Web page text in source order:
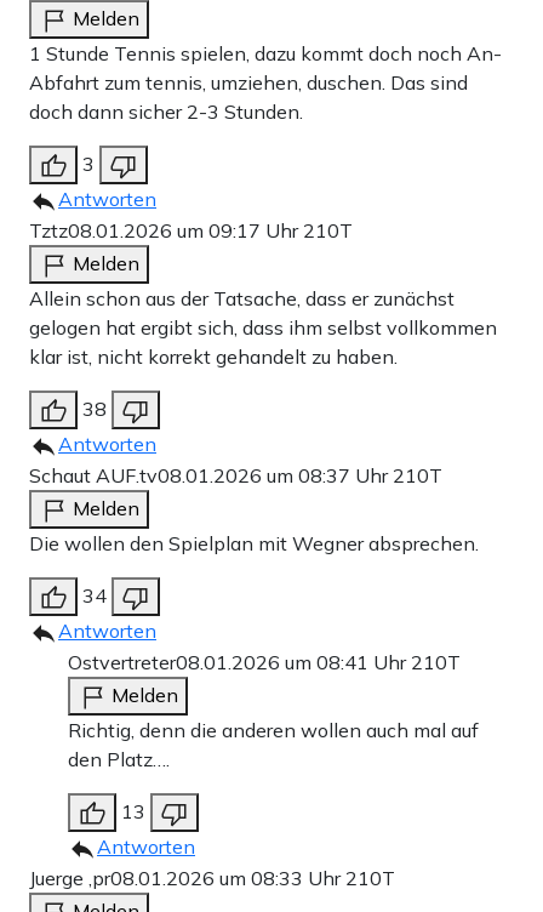
Melden
1 Stunde Tennis spielen, dazu kommt doch noch An-
Abfahrt zum tennis, umziehen, duschen. Das sind
doch dann sicher 2-3 Stunden.
3
Antworten
Tztz08.01.2026 um 09:17 Uhr 210T
Melden
Allein schon aus der Tatsache, dass er zunächst
gelogen hat ergibt sich, dass ihm selbst vollkommen
klar ist, nicht korrekt gehandelt zu haben.
38
Antworten
Schaut AUF.tv08.01.2026 um 08:37 Uhr 210T
Melden
Die wollen den Spielplan mit Wegner absprechen.
34
Antworten
Ostvertreter08.01.2026 um 08:41 Uhr 210T
Melden
Richtig, denn die anderen wollen auch mal auf
den Platz….
13
Antworten
Juerge ,pr08.01.2026 um 08:33 Uhr 210T